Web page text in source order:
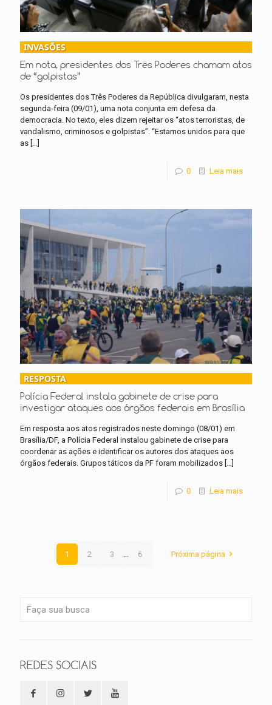
INVASÕES
Em nota, presidentes dos Três Poderes chamam atos
de “golpistas”
Os presidentes dos Três Poderes da República divulgaram, nesta
segunda-feira (09/01), uma nota conjunta em defesa da
democracia. No texto, eles dizem rejeitar os “atos terroristas, de
vandalismo, criminosos e golpistas”. “Estamos unidos para que
as
0 Leia mais
RESPOSTA
Polícia Federal instala gabinete de crise para
investigar ataques aos órgãos federais em Brasília
Em resposta aos atos registrados neste domingo (08/01) em
Brasília/DF, a Polícia Federal instalou gabinete de crise para
coordenar as ações e identificar os autores dos ataques aos
órgãos federais. Grupos táticos da PF foram mobilizados […]
0 Leia mais
1 2 3 6 Próxima página
REDES SOCIAIS